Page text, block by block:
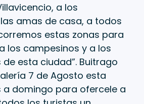
a los
amas de casa, a todos
estas zonas para
los campesinos y a los
esta ciudad”. Buitrago
7 de Agosto esta
a domingo para ofercele a